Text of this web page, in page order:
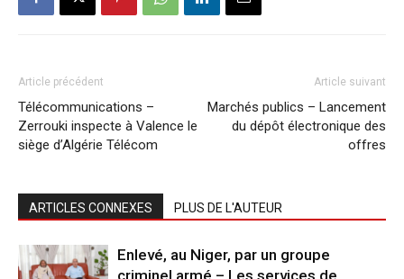
Article précédent
Télécommunications –
Zerrouki inspecte à Valence le
siège d’Algérie Télécom
Article suivant
Marchés publics – Lancement
du dépôt électronique des
offres
ARTICLES CONNEXES PLUS DE L'AUTEUR
Enlevé, au Niger, par un groupe
criminel armé – Les services de